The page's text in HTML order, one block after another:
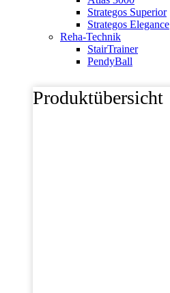
Strategos Superior
Strategos Elegance
Reha-Technik
StairTrainer
PendyBall
Produktübersicht